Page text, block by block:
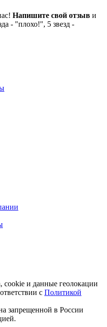
Напишите свой отзыв и
- "плохо!", 5 звезд -
cookie и данные геолокации
с Политикой
запрещенной в России